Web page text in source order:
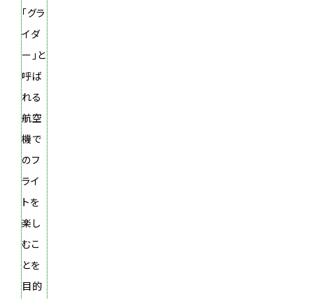
「グラ
イダ
ー」と
呼ば
れる
航空
機で
のフ
ライ
トを
楽し
むこ
とを
目的